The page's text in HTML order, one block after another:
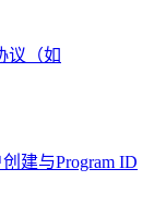
议（如
建与Program ID